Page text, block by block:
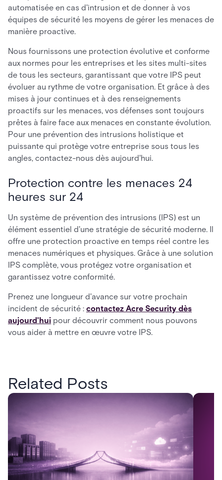
automatisée en cas d'intrusion et de donner à vos
équipes de sécurité les moyens de gérer les menaces de
manière proactive.
Nous fournissons une protection évolutive et conforme
aux normes pour les entreprises et les sites multi-sites
de tous les secteurs, garantissant que votre IPS peut
évoluer au rythme de votre organisation. Et grâce à des
mises à jour continues et à des renseignements
proactifs sur les menaces, vos défenses sont toujours
prêtes à faire face aux menaces en constante évolution.
Pour une prévention des intrusions holistique et
puissante qui protège votre entreprise sous tous les
angles, contactez-nous dès aujourd'hui.
Protection contre les menaces 24
heures sur 24
Un système de prévention des intrusions (IPS) est un
élément essentiel d'une stratégie de sécurité moderne. Il
offre une protection proactive en temps réel contre les
menaces numériques et physiques. Grâce à une solution
IPS complète, vous protégez votre organisation et
garantissez votre conformité.
Prenez une longueur d'avance sur votre prochain
incident de sécurité : contactez Acre Security dès
aujourd'hui pour découvrir comment nous pouvons
vous aider à mettre en œuvre votre IPS.
Related Posts